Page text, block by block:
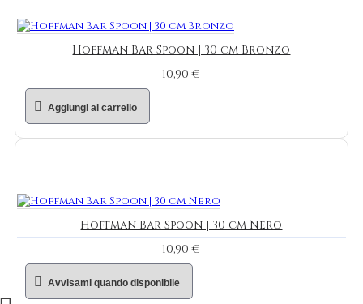
Hoffman Bar Spoon | 30 cm Bronzo
10,90 €
Aggiungi al carrello
Hoffman Bar Spoon | 30 cm Nero
10,90 €
Avvisami quando disponibile